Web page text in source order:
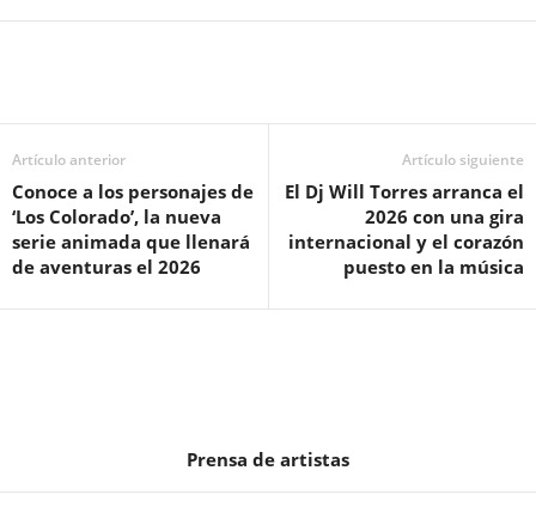
Artículo anterior
Conoce a los personajes de
‘Los Colorado’, la nueva
serie animada que llenará
de aventuras el 2026
Artículo siguiente
El Dj Will Torres arranca el
2026 con una gira
internacional y el corazón
puesto en la música
Prensa de artistas